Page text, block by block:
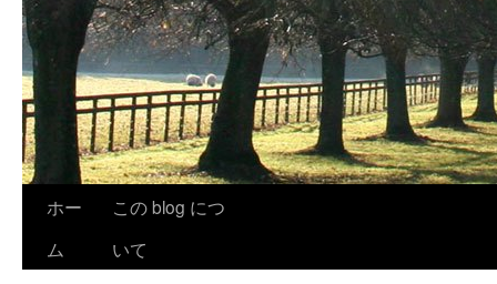
ホー
ム
この blog につ
いて